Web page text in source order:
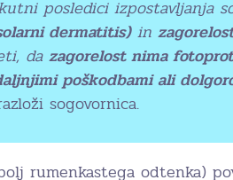
posledici izpostavljanja
dermatitis)in
da zagorelost nima
poškodbami ali
sogovornica.
rumenkastega odtenka)